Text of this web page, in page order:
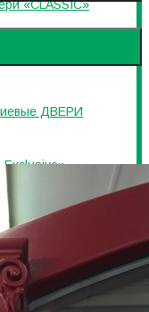
«CLASSIC»
«MOLDING»
ДВЕРИ
Exclusive»